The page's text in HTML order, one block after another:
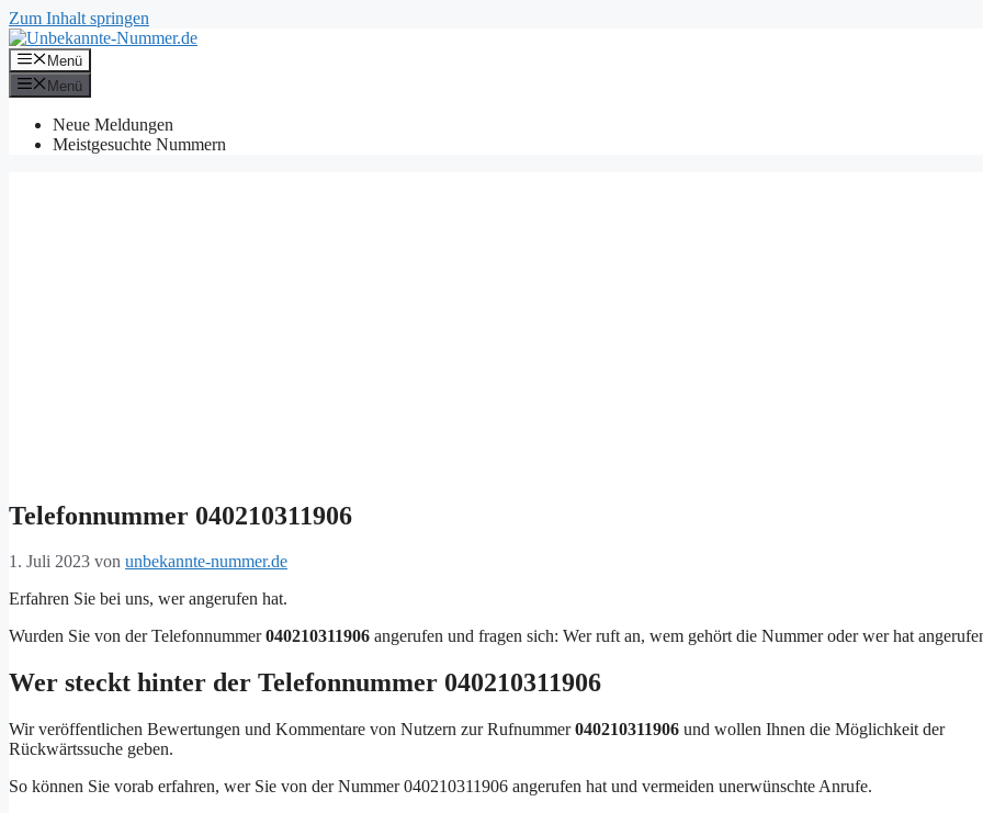
Zum Inhalt springen
Menü
Menü
Neue Meldungen
Meistgesuchte Nummern
Telefonnummer 040210311906
1. Juli 2023 von unbekannte-nummer.de
Erfahren Sie bei uns, wer angerufen hat.
Wurden Sie von der Telefonnummer040210311906 angerufen und fragen sich: Wer ruft an, wem gehört die Nummer oder wer hat
Wer steckt hinter der Telefonnummer 040210311906
Wir veröffentlichen Bewertungen und Kommentare von Nutzern zur Rufnummer040210311906 und wollen Ihnen die Möglichkeit der
Rückwärtssuche geben.
So können Sie vorab erfahren, wer Sie von der Nummer 040210311906 angerufen hat und vermeiden unerwünschte Anrufe.